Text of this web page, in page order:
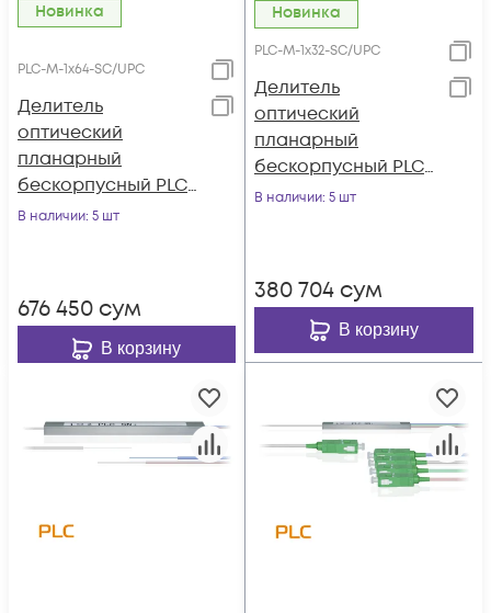
Новинка
PLC-M-1x64-SC/UPC
Делитель
оптический
планарный
бескорпусный PLC-
M-1x64-SC/UPC
В наличии: 5 шт
676 450 сум
В корзину
Новинка
PLC-M-1x32-SC/UPC
Делитель
оптический
планарный
бескорпусный PLC-
M-1x32-SC/UPC
В наличии: 5 шт
380 704 сум
В корзину